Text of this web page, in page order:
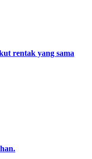
rentak yang sama